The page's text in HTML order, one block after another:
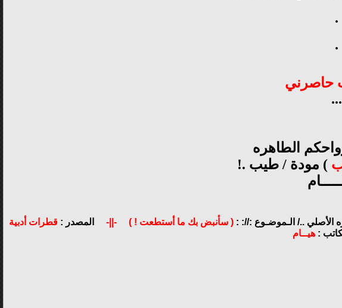
.
.
حاصرني
...
الطاهره
) مودة / طيب .!
الأصلي ../ الـموضـوع ://: : ( سأنبض بك ما أستطعت ! ) -||- المصدر : قطرات أدبية
:هيــام